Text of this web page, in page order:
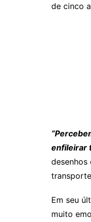
de cinco
enfileirar
desenhos
Em seu
muito